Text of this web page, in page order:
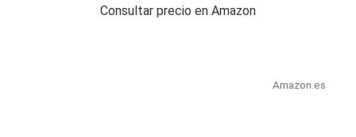
Consultar precio en Amazon
Amazon.es